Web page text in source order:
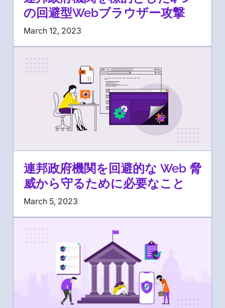
の回避型Webブラウザー攻撃
March 12, 2023
連邦政府機関を回避的な Web 脅
威から守るために必要なこと
March 5, 2023